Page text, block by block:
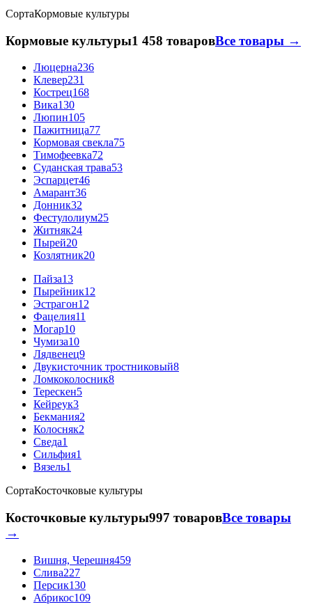
СортаКормовые культуры
Кормовые культуры1 458 товаровВсе товары →
Люцерна236
Клевер231
Кострец168
Вика130
Люпин105
Пажитница77
Кормовая свекла75
Тимофеевка72
Суданская трава53
Эспарцет46
Амарант36
Донник32
Фестулолиум25
Житняк24
Пырей20
Козлятник20
Пайза13
Пырейник12
Эстрагон12
Фацелия11
Могар10
Чумиза10
Лядвенец9
Двукисточник тростниковый8
Ломкоколосник8
Терескен5
Кейреук3
Бекмания2
Колосняк2
Сведа1
Сильфия1
Вязель1
СортаКосточковые культуры
Косточковые культуры997 товаровВсе товары
→
Вишня, Черешня459
Слива227
Персик130
Абрикос109